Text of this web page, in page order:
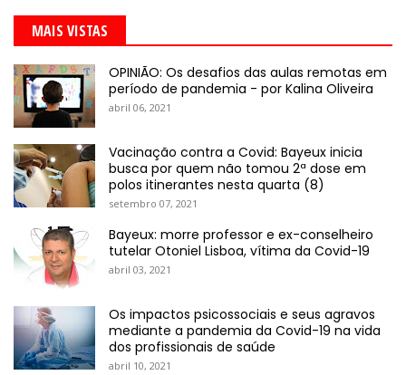
MAIS VISTAS
OPINIÃO: Os desafios das aulas remotas em
período de pandemia - por Kalina Oliveira
abril 06, 2021
Vacinação contra a Covid: Bayeux inicia
busca por quem não tomou 2ª dose em
polos itinerantes nesta quarta (8)
setembro 07, 2021
Bayeux: morre professor e ex-conselheiro
tutelar Otoniel Lisboa, vítima da Covid-19
abril 03, 2021
Os impactos psicossociais e seus agravos
mediante a pandemia da Covid-19 na vida
dos profissionais de saúde
abril 10, 2021